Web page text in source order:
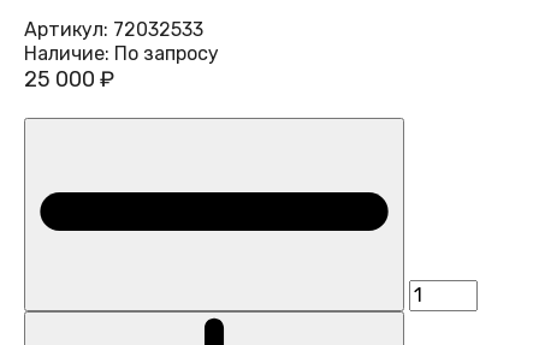
Артикул: 72032533
Наличие: По запросу
25 000 ₽